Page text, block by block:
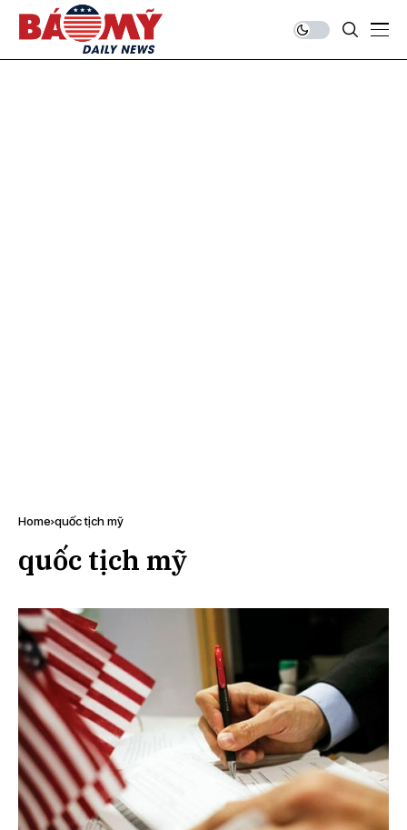
Home quốc tịch mỹ
quốc tịch mỹ